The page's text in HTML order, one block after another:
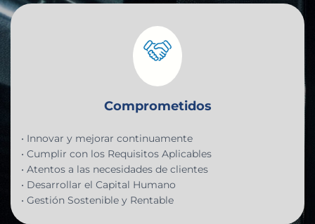
Comprometidos
• Innovar y mejorar continuamente
• Cumplir con los Requisitos Aplicables
• Atentos a las necesidades de clientes
• Desarrollar el Capital Humano
• Gestión Sostenible y Rentable